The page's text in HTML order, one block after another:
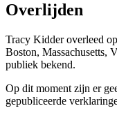
Overlijden
Tracy Kidder overleed
Boston, Massachusetts,
publiek bekend.
Op dit moment zijn er
gepubliceerde